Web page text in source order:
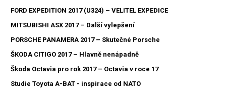
FORD EXPEDITION 2017 (U324) – VELITEL EXPEDICE
MITSUBISHI ASX 2017 – Další vylepšení
PORSCHE PANAMERA 2017 – Skutečné Porsche
ŠKODA CITIGO 2017 – Hlavně nenápadně
Škoda Octavia pro rok 2017 – Octavia v roce 17
Studie Toyota A-BAT - inspirace od NATO